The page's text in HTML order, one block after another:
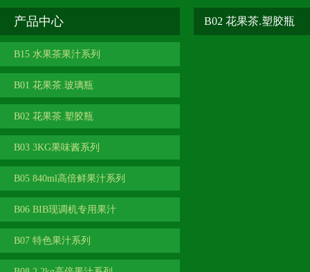
产品中心
B15 水果茶果汁系列
B01 花果茶.玻璃瓶
B02 花果茶.塑胶瓶
B03 3KG果味酱系列
B05 840ml高倍鲜果汁系列
B06 BIB现调机专用果汁
B07 特色果汁系列
B02 花果茶.塑胶瓶